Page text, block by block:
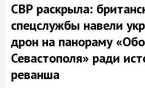
СВР раскрыла:
спецслужбы навели
дрон на панораму
Севастополя» ради
реванша